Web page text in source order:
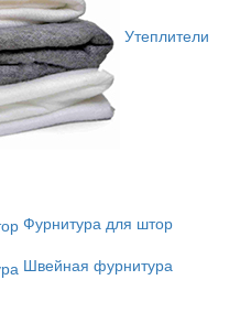
Утеплители
Фурнитура для штор
Швейная фурнитура